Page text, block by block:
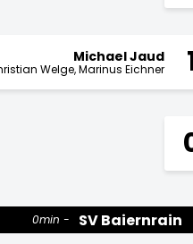
Michael Jaud
Welge Marinus Eichner
SV Baiernrain
0min